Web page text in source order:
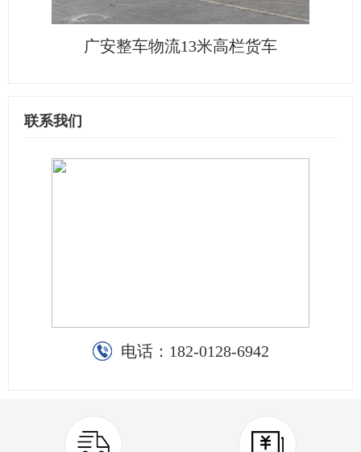
广安整车物流13米高栏货车
联系我们
电话： 182-0128-6942